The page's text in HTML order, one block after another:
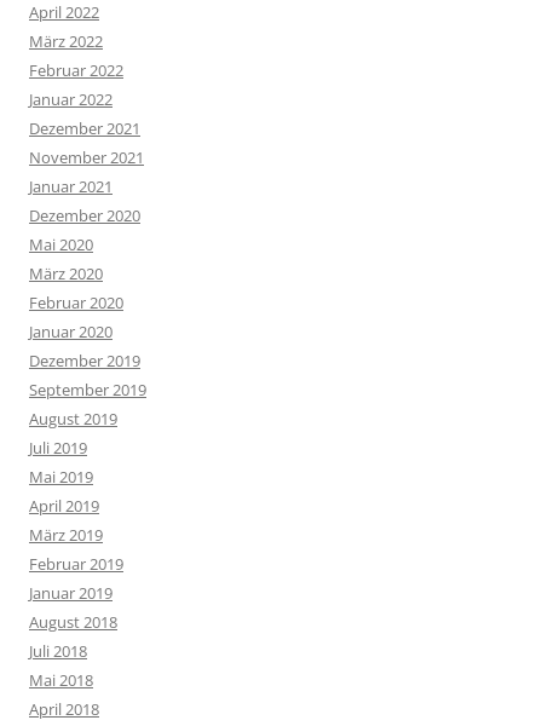
April 2022
März 2022
Februar 2022
Januar 2022
Dezember 2021
November 2021
Januar 2021
Dezember 2020
Mai 2020
März 2020
Februar 2020
Januar 2020
Dezember 2019
September 2019
August 2019
Juli 2019
Mai 2019
April 2019
März 2019
Februar 2019
Januar 2019
August 2018
Juli 2018
Mai 2018
April 2018